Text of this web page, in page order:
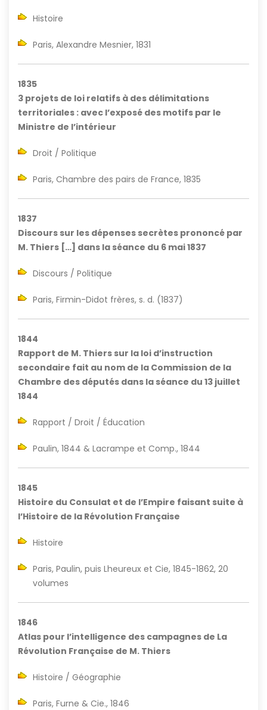
Histoire
Paris, Alexandre Mesnier, 1831
1835
3 projets de loi relatifs à des délimitations
territoriales : avec l’exposé des motifs par le
Ministre de l’intérieur
Droit / Politique
Paris, Chambre des pairs de France, 1835
1837
Discours sur les dépenses secrètes prononcé par
M. Thiers […] dans la séance du 6 mai 1837
Discours / Politique
Paris, Firmin-Didot frères, s. d. (1837)
1844
Rapport de M. Thiers sur la loi d’instruction
secondaire fait au nom de la Commission de la
Chambre des députés dans la séance du 13 juillet
1844
Rapport / Droit / Éducation
Paulin, 1844 & Lacrampe et Comp., 1844
1845
Histoire du Consulat et de l’Empire faisant suite à
l’Histoire de la Révolution Française
Histoire
Paris, Paulin, puis Lheureux et Cie, 1845-1862, 20
volumes
1846
Atlas pour l’intelligence des campagnes de La
Révolution Française de M. Thiers
Histoire / Géographie
Paris, Furne & Cie., 1846